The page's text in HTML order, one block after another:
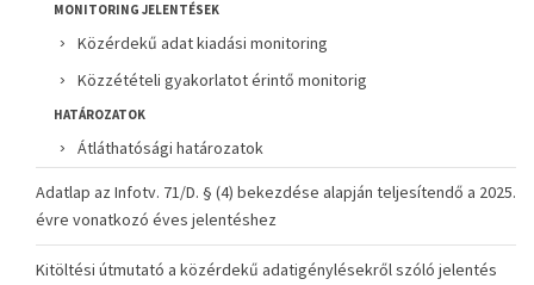
MONITORING JELENTÉSEK
Közérdekű adat kiadási monitoring
Közzétételi gyakorlatot érintő monitorig
HATÁROZATOK
Átláthatósági határozatok
Adatlap az Infotv. 71/D. § (4) bekezdése alapján teljesítendő a 2025.
évre vonatkozó éves jelentéshez
Kitöltési útmutató a közérdekű adatigénylésekről szóló jelentés